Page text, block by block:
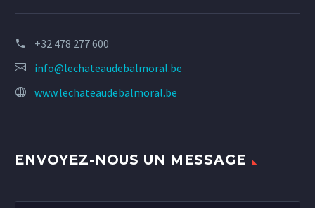
+32 478 277 600
info@lechateaudebalmoral.be
www.lechateaudebalmoral.be
ENVOYEZ-NOUS UN MESSAGE